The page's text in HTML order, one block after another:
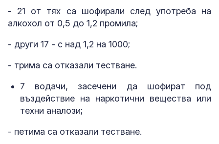
- 21 от тях са шофирали след употреба на
алкохол от 0,5 до 1,2 промила;
- други 17 - с над 1,2 на 1000;
- трима са отказали тестване.
7 водачи, засечени да шофират под
въздействие на наркотични вещества или
техни аналози;
- петима са отказали тестване.